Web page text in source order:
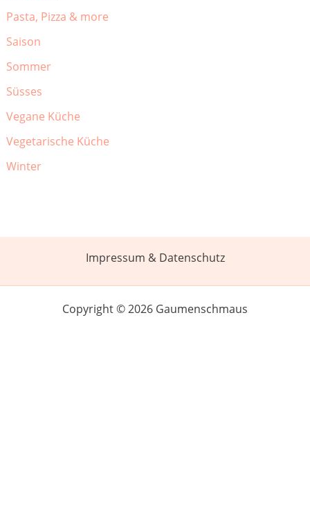
Pasta, Pizza & more
Saison
Sommer
Süsses
Vegane Küche
Vegetarische Küche
Winter
Impressum & Datenschutz
Copyright © 2026 Gaumenschmaus